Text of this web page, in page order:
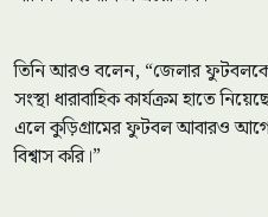
তিনি আরও বলেন, “জেলার
সংস্থা ধারাবাহিক কার্যক্রম হাতে
এলে কুড়িগ্রামের ফুটবল আবারও
বিশ্বাস করি।”